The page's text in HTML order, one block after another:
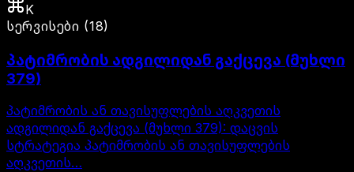
K
სერვისები (18)
პატიმრობის ადგილიდან გაქცევა (მუხლი
379)
პატიმრობის ან თავისუფლების აღკვეთის
ადგილიდან გაქცევა (მუხლი 379): დაცვის
სტრატეგია პატიმრობის ან თავისუფლების
აღკვეთის…